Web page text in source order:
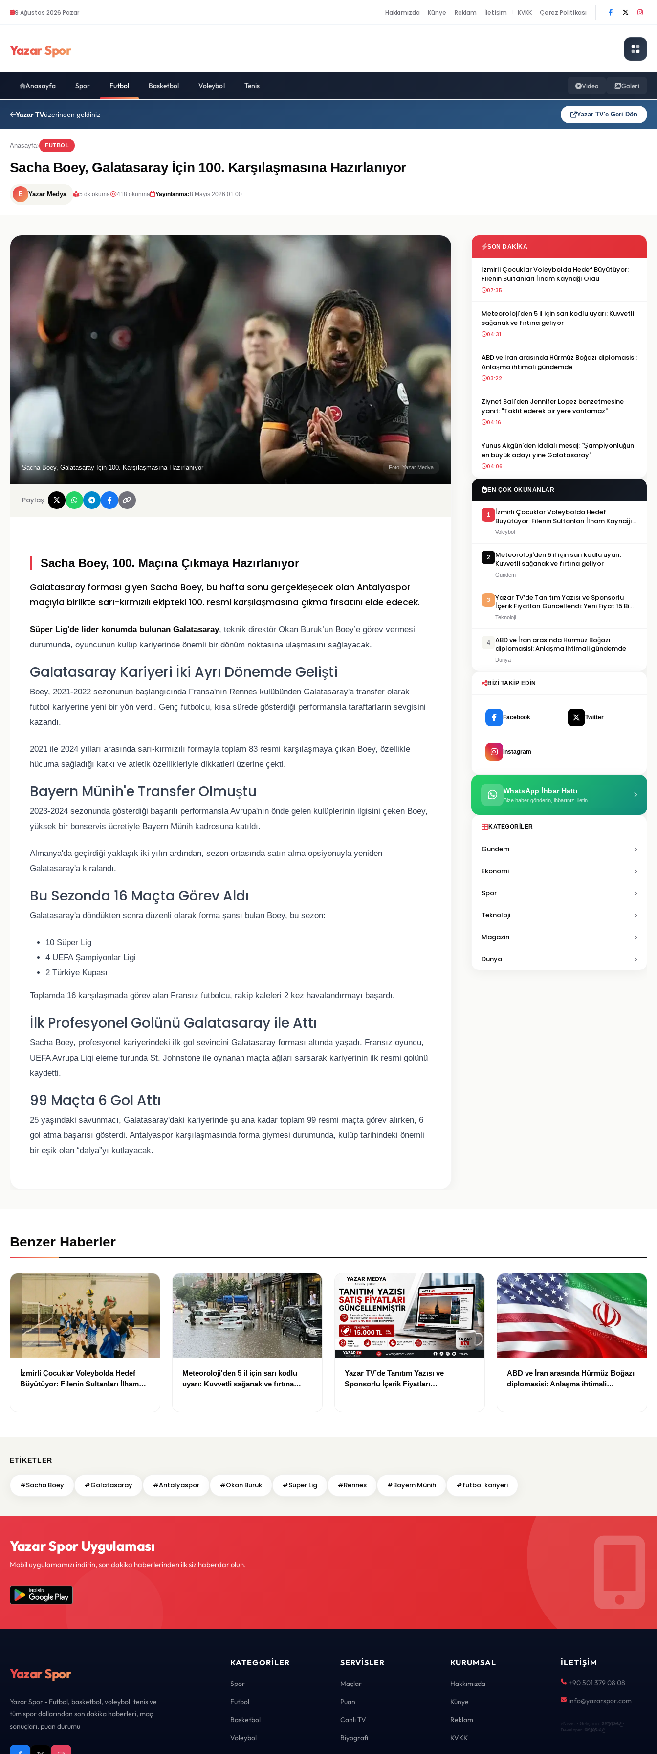
9 Ağustos 2026 Pazar Hakkımızda Künye Reklam İletişim KVKK Çerez Politikası
Yazar Spor
Anasayfa Spor Futbol Basketbol Voleybol Tenis Video Galeri
Yazar TVüzerinden geldiniz Yazar TV'e Geri Dön
Anasayfa FUTBOL
Sacha Boey, Galatasaray İçin 100. Karşılaşmasına Hazırlanıyor
E Yazar Medya 5 dk okuma 418 okunma Yayınlanma:8 Mayıs 2026 01:00
Sacha Boey, Galatasaray İçin 100. Karşılaşmasına Hazırlanıyor Foto: Yazar Medya
Paylaş
Sacha Boey, 100. Maçına Çıkmaya Hazırlanıyor
Galatasaray forması giyen Sacha Boey, bu hafta sonu gerçekleşecek olan Antalyaspor
maçıyla birlikte sarı-kırmızılı ekipteki 100. resmi karşılaşmasına çıkma fırsatını elde edecek.
Süper Lig'de lider konumda bulunan Galatasaray, teknik direktör Okan Buruk’un Boey’e görev vermesi
durumunda, oyuncunun kulüp kariyerinde önemli bir dönüm noktasına ulaşmasını sağlayacak.
Galatasaray Kariyeri İki Ayrı Dönemde Gelişti
Boey, 2021-2022 sezonunun başlangıcında Fransa'nın Rennes kulübünden Galatasaray'a transfer olarak
futbol kariyerine yeni bir yön verdi. Genç futbolcu, kısa sürede gösterdiği performansla taraftarların sevgisini
kazandı.
2021 ile 2024 yılları arasında sarı-kırmızılı formayla toplam 83 resmi karşılaşmaya çıkan Boey, özellikle
hücuma sağladığı katkı ve atletik özellikleriyle dikkatleri üzerine çekti.
Bayern Münih'e Transfer Olmuştu
2023-2024 sezonunda gösterdiği başarılı performansla Avrupa'nın önde gelen kulüplerinin ilgisini çeken Boey,
yüksek bir bonservis ücretiyle Bayern Münih kadrosuna katıldı.
Almanya'da geçirdiği yaklaşık iki yılın ardından, sezon ortasında satın alma opsiyonuyla yeniden
Galatasaray'a kiralandı.
Bu Sezonda 16 Maçta Görev Aldı
Galatasaray'a döndükten sonra düzenli olarak forma şansı bulan Boey, bu sezon:
10 Süper Lig
4 UEFA Şampiyonlar Ligi
2 Türkiye Kupası
Toplamda 16 karşılaşmada görev alan Fransız futbolcu, rakip kaleleri 2 kez havalandırmayı başardı.
İlk Profesyonel Golünü Galatasaray ile Attı
Sacha Boey, profesyonel kariyerindeki ilk gol sevincini Galatasaray forması altında yaşadı. Fransız oyuncu,
UEFA Avrupa Ligi eleme turunda St. Johnstone ile oynanan maçta ağları sarsarak kariyerinin ilk resmi golünü
kaydetti.
99 Maçta 6 Gol Attı
25 yaşındaki savunmacı, Galatasaray'daki kariyerinde şu ana kadar toplam 99 resmi maçta görev alırken, 6
gol atma başarısı gösterdi. Antalyaspor karşılaşmasında forma giymesi durumunda, kulüp tarihindeki önemli
bir eşik olan “dalya”yı kutlayacak.
SON DAKIKA
İzmirli Çocuklar Voleybolda Hedef Büyütüyor:
Filenin Sultanları İlham Kaynağı Oldu
07:35
Meteoroloji'den 5 il için sarı kodlu uyarı: Kuvvetli
sağanak ve fırtına geliyor
04:31
ABD ve İran arasında Hürmüz Boğazı diplomasisi:
Anlaşma ihtimali gündemde
03:22
Ziynet Sali'den Jennifer Lopez benzetmesine
yanıt: "Taklit ederek bir yere varılamaz"
04:16
Yunus Akgün'den iddialı mesaj: "Şampiyonluğun
en büyük adayı yine Galatasaray"
04:06
EN ÇOK OKUNANLAR
1
İzmirli Çocuklar Voleybolda Hedef
Büyütüyor: Filenin Sultanları İlham Kaynağı
Oldu
Voleybol
2
Meteoroloji'den 5 il için sarı kodlu uyarı:
Kuvvetli sağanak ve fırtına geliyor
Gündem
3
Yazar TV’de Tanıtım Yazısı ve Sponsorlu
İçerik Fiyatları Güncellendi: Yeni Fiyat 15 Bin
TL
Teknoloji
4
ABD ve İran arasında Hürmüz Boğazı
diplomasisi: Anlaşma ihtimali gündemde
Dünya
BIZI TAKIP EDIN
Facebook Twitter
Instagram
WhatsApp İhbar Hattı
Bize haber gönderin, ihbarınızı iletin
KATEGORILER
Gundem
Ekonomi
Spor
Teknoloji
Magazin
Dunya
Benzer Haberler
İzmirli Çocuklar Voleybolda Hedef
Büyütüyor: Filenin Sultanları İlham
Meteoroloji'den 5 il için sarı kodlu
uyarı: Kuvvetli sağanak ve fırtına
Yazar TV’de Tanıtım Yazısı ve
Sponsorlu İçerik Fiyatları
ABD ve İran arasında Hürmüz Boğazı
diplomasisi: Anlaşma ihtimali
ETIKETLER
#Sacha Boey #Galatasaray #Antalyaspor #Okan Buruk #Süper Lig #Rennes #Bayern Münih #futbol kariyeri
Yazar Spor Uygulaması
Mobil uygulamamızı indirin, son dakika haberlerinden ilk siz haberdar olun.
Yazar Spor
Yazar Spor - Futbol, basketbol, voleybol, tenis ve
tüm spor dallarından son dakika haberleri, maç
sonuçları, puan durumu
KATEGORILER
Spor
Futbol
Basketbol
Voleybol
SERVISLER
Maçlar
Puan
Canlı TV
Biyografi
KURUMSAL
Hakkımızda
Künye
Reklam
KVKK
İLETIŞIM
+90 501 379 08 08
info@yazarspor.com
eNews · Geliştirici KEYDAL·
Developer
KEYDAL